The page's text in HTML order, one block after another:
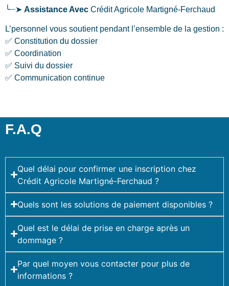
╰┈➤ Assistance Avec Crédit Agricole Martigné-Ferchaud
L’personnel vous soutient pendant l’ensemble de la gestion :
✅ Constitution du dossier
✅ Coordination
✅ Suivi du dossier
✅ Communication continue
F.A.Q
Quel délai pour confirmer une inscription chez
Crédit Agricole Martigné-Ferchaud ?
Quels sont les solutions de paiement disponibles ?
Quel est le délai de prise en charge après un
dommage ?
Par quel moyen vous contacter pour plus de
informations ?